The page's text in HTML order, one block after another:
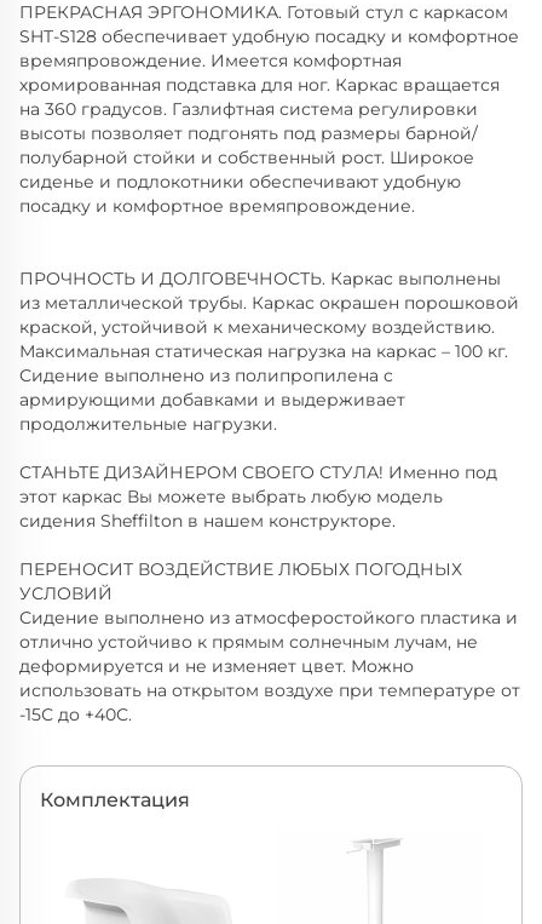
ПРЕКРАСНАЯ ЭРГОНОМИКА. Готовый стул с каркасом
SHT-S128 обеспечивает удобную посадку и комфортное
времяпровождение. Имеется комфортная
хромированная подставка для ног. Каркас вращается
на 360 градусов. Газлифтная система регулировки
высоты позволяет подгонять под размеры барной/
полубарной стойки и собственный рост. Широкое
сиденье и подлокотники обеспечивают удобную
посадку и комфортное времяпровождение.
ПРОЧНОСТЬ И ДОЛГОВЕЧНОСТЬ. Каркас выполнены
из металлической трубы. Каркас окрашен порошковой
краской, устойчивой к механическому воздействию.
Максимальная статическая нагрузка на каркас – 100 кг.
Сидение выполнено из полипропилена с
армирующими добавками и выдерживает
продолжительные нагрузки.
СТАНЬТЕ ДИЗАЙНЕРОМ СВОЕГО СТУЛА! Именно под
этот каркас Вы можете выбрать любую модель
сидения Sheffilton в нашем конструкторе.
ПЕРЕНОСИТ ВОЗДЕЙСТВИЕ ЛЮБЫХ ПОГОДНЫХ
УСЛОВИЙ
Сидение выполнено из атмосферостойкого пластика и
отлично устойчиво к прямым солнечным лучам, не
деформируется и не изменяет цвет. Можно
использовать на открытом воздухе при температуре от
-15С до +40С.
Комплектация